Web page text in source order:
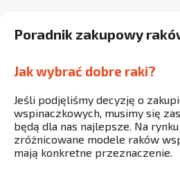
Poradnik zakupowy
Jak wybrać dobre raki?
Jeśli podjęliśmy decyzję o
wspinaczkowych, musimy się
będą dla nas najlepsze. Na
zróżnicowane modele raków
mają konkretne przeznaczenie.